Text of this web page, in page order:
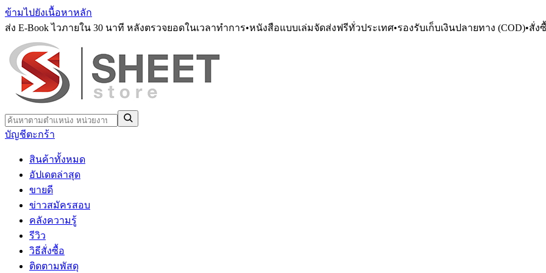
ข้ามไปยังเนื้อหาหลัก
ส่ง E-Book ไวภายใน 30 นาที หลังตรวจยอดในเวลาทำการ•หนังสือแบบเล่มจัดส่งฟรีทั่วประเทศ•รองรับเก็บเงินปลายทาง (COD)•สั่ง
บัญชีตะกร้า
สินค้าทั้งหมด
อัปเดตล่าสุด
ขายดี
ข่าวสมัครสอบ
คลังความรู้
รีวิว
วิธีสั่งซื้อ
ติดตามพัสดุ